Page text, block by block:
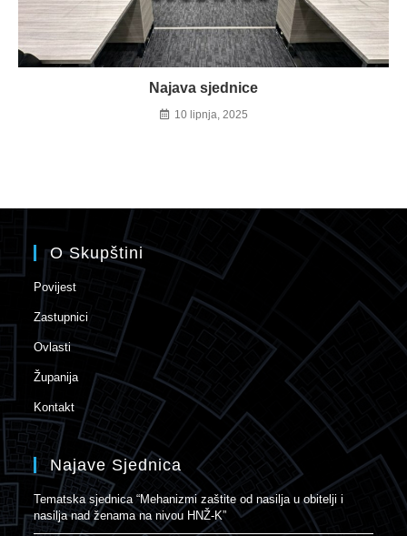
Najava sjednice
10 lipnja, 2025
O Skupštini
Povijest
Zastupnici
Ovlasti
Županija
Kontakt
Najave Sjednica
Tematska sjednica “Mehanizmi zaštite od nasilja u obitelji i
nasilja nad ženama na nivou HNŽ-K”